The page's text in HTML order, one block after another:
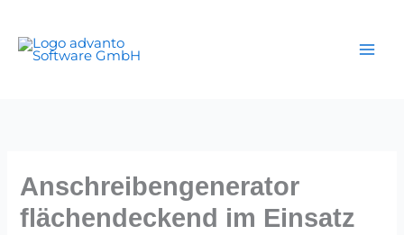
springen
Anschreibengenerator
flächendeckend im Einsatz